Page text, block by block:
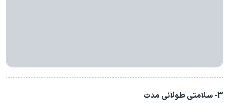
3- سلامتی طولانی مدت